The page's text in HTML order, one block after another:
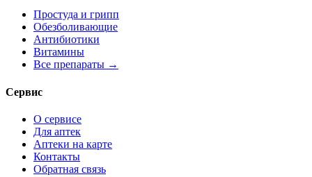
Простуда и грипп
Обезболивающие
Антибиотики
Витамины
Все препараты →
Сервис
О сервисе
Для аптек
Аптеки на карте
Контакты
Обратная связь